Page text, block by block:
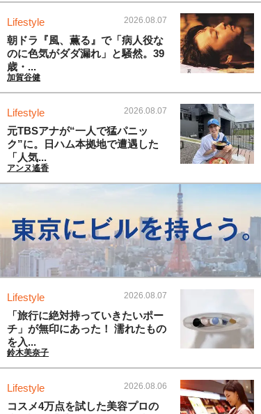
Lifestyle 2026.08.07
朝ドラ『風、薫る』で「病人役な
のに色気がダダ漏れ」と騒然。39
歳・...
加賀谷健
Lifestyle 2026.08.07
元TBSアナが“一人で猛パニッ
ク”に。日ハム本拠地で遭遇した
「人気...
アンヌ遙香
Lifestyle 2026.08.07
「旅行に絶対持っていきたいポー
チ」が無印にあった！ 濡れたもの
を入...
鈴木美奈子
Lifestyle 2026.08.06
コスメ4万点を試した美容プロの